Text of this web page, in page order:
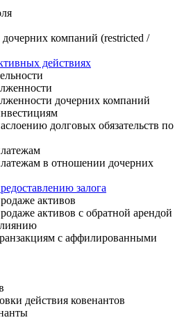
компаний (restricted /
действиях
дочерних компаний
долговых обязательств по
в отношении дочерних
залога
активов
активов с обратной арендой
с аффилированными
действия ковенантов